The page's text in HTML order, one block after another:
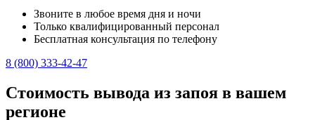
Звоните в любое время дня и ночи
Только квалифицированный персонал
Бесплатная консультация по телефону
8 (800) 333-42-47
Стоимость вывода из запоя в вашем
регионе